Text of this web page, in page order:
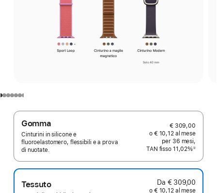
Gomma
Cinturini in silicone e
fluoroelastomero, flessibili e a prova
di nuotate.
€ 309,00
o € 10,12 al mese
per 36 mesi,
TAN fisso 11,02%①
Tessuto Da € 309,00
o € 10,12 al mese